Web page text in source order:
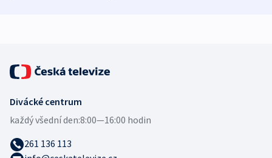
Divácké centrum
každý všední den:8:00—16:00 hodin
261 136 113